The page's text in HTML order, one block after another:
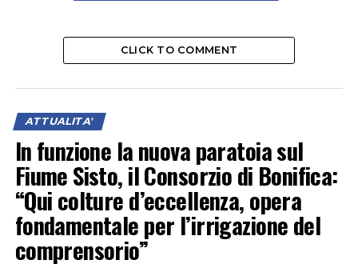
CLICK TO COMMENT
ATTUALITA'
In funzione la nuova paratoia sul
Fiume Sisto, il Consorzio di Bonifica:
“Qui colture d’eccellenza, opera
fondamentale per l’irrigazione del
comprensorio”